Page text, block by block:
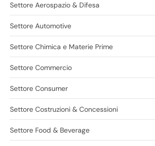
Settore Aerospazio & Difesa
Settore Automotive
Settore Chimica e Materie Prime
Settore Commercio
Settore Consumer
Settore Costruzioni & Concessioni
Settore Food & Beverage